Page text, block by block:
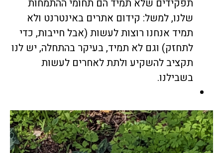
תפקידים שלא תמיד הם תחומי ההתמחות
שלנו, למשל: קידום אתרים באינטרנט ולא
תמיד אנחנו רוצות לעשות (אבל חייבות, כדי
לתחזק) וגם לא תמיד, בעיקר בהתחלה, יש לנו
תקציב להשקיע ולתת לאחרים לעשות
בשבילנו.